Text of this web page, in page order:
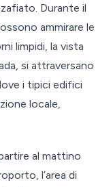
Durante il
ammirare le
limpidi, la vista
si attraversano
i tipici edifici
locale,
al mattino
l’area di